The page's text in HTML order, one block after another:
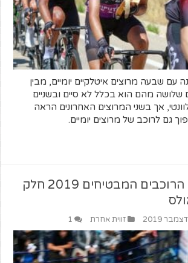
עם שבעה מרוצים איטלקיים יומיים, מבין
שלושה מהם הוא בכלל לא סיים ובשניים
אך בשני המרוצים האחרונים הראה
גם לרוכב של מרוצים יומיים.
סיכום פרויקט הרוכבים המבטיחים 2019 חלק
זווית אחרת 1